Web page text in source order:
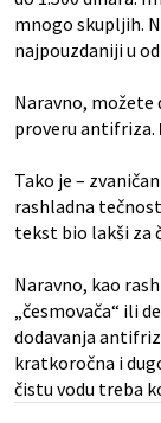
mnogo skupljih.
najpouzdaniji u
Naravno, možete
proveru antifriza.
Tako je –
rashladna
tekst bio lakši za
Naravno, kao
„česmovača“ ili
dodavanja
kratkoročna i
čistu vodu treba